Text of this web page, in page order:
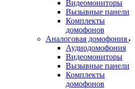
Видеомониторы
Вызывные панели
Комплекты
домофонов
Аналоговая домофония
Аудиодомофония
Видеомониторы
Вызывные панели
Комплекты
домофонов